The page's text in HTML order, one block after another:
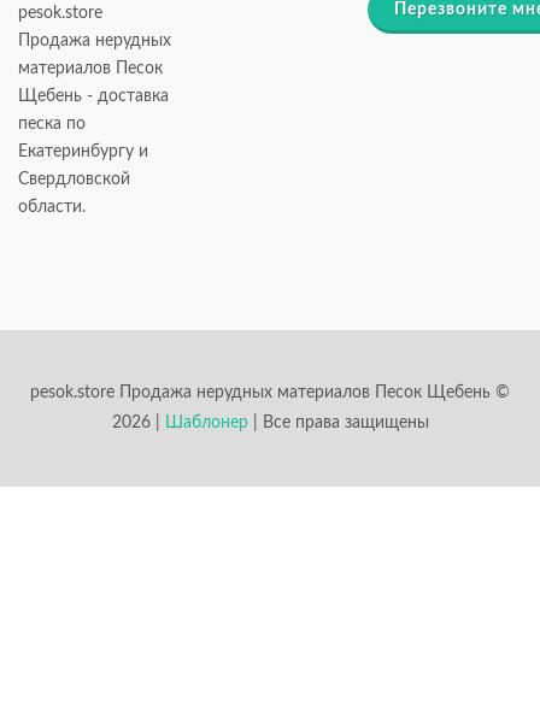
pesok.store
Продажа нерудных
материалов Песок
Щебень - доставка
песка по
Екатеринбургу и
Свердловской
области.
Перезвоните
pesok.store Продажа нерудных материалов Песок Щебень ©
2026 |
Шаблонер| Все права защищены